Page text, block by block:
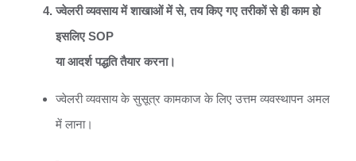
ज्वेलरी व्यवसाय में शाखाओं में से, तय किए गए तरीकों से ही काम हो
इसलिए SOP
या आदर्श पद्धति तैयार करना।
ज्वेलरी व्यवसाय के सुसूत्र कामकाज के लिए उत्तम व्यवस्थापन अमल
में लाना।